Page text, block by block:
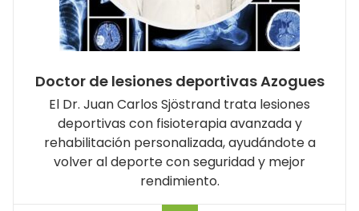
Doctor de lesiones deportivas Azogues
El Dr. Juan Carlos Sjöstrand trata lesiones
deportivas con fisioterapia avanzada y
rehabilitación personalizada, ayudándote a
volver al deporte con seguridad y mejor
rendimiento.